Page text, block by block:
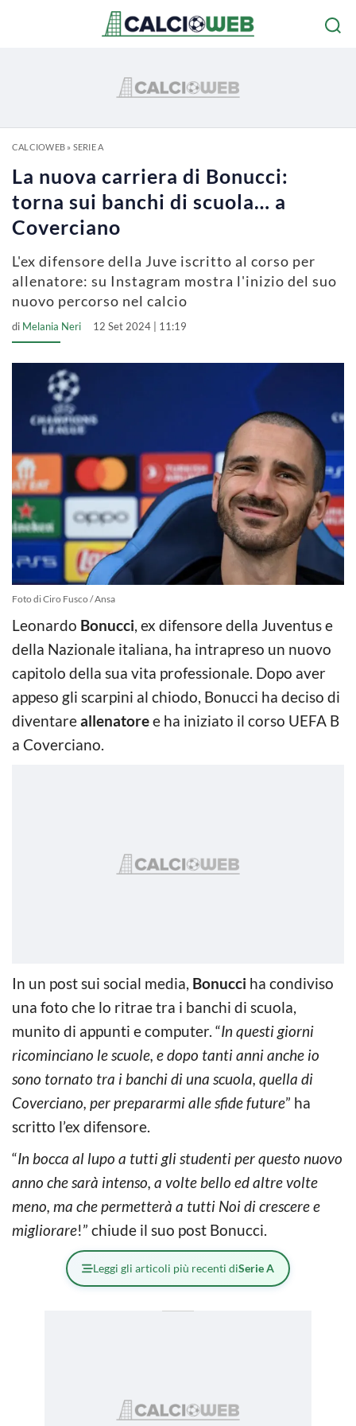
CALCIOWEB» SERIE A
La nuova carriera di Bonucci:
torna sui banchi di scuola… a
Coverciano
L'ex difensore della Juve iscritto al corso per
allenatore: su Instagram mostra l'inizio del suo
nuovo percorso nel calcio
di Melania Neri 12 Set 2024 | 11:19
Foto di Ciro Fusco / Ansa
Leonardo Bonucci, ex difensore della Juventus e
della Nazionale italiana, ha intrapreso un nuovo
capitolo della sua vita professionale. Dopo aver
appeso gli scarpini al chiodo, Bonucci ha deciso di
diventareallenatoree ha iniziato il corso UEFA B
a Coverciano.
In un post sui social media, Bonucci ha condiviso
una foto che lo ritrae tra i banchi di scuola,
munito di appunti e computer. “In questi giorni
ricominciano le scuole, e dopo tanti anni anche io
sono tornato tra i banchi di una scuola, quella di
Coverciano, per prepararmi alle sfide future” ha
scritto l’ex difensore.
“In bocca al lupo a tutti gli studenti per questo nuovo
anno che sarà intenso, a volte bello ed altre volte
meno, ma che permetterà a tutti Noi di crescere e
migliorare!” chiude il suo post Bonucci.
Leggi gli articoli più recenti diSerie A